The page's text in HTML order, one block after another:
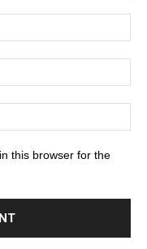
this browser for the